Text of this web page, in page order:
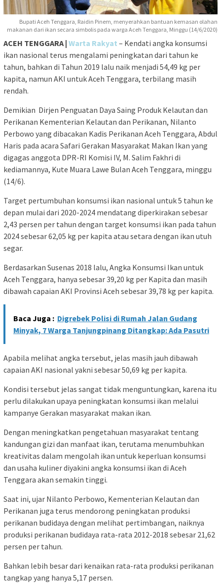
Bupati Aceh Tenggara, Raidin Pinem, menyerahkan bantuan kemasan olahan
makanan dari ikan secara simbolis pada warga Aceh Tenggara, Minggu (14/6/2020)
ACEH TENGGARA | Warta Rakyat – Kendati angka konsumsi
ikan nasional terus mengalami peningkatan dari tahun ke
tahun, bahkan di Tahun 2019 lalu naik menjadi 54,49 kg per
kapita, namun AKI untuk Aceh Tenggara, terbilang masih
rendah.
Demikian Dirjen Penguatan Daya Saing Produk Kelautan dan
Perikanan Kementerian Kelautan dan Perikanan, Nilanto
Perbowo yang dibacakan Kadis Perikanan Aceh Tenggara, Abdul
Haris pada acara Safari Gerakan Masyarakat Makan Ikan yang
digagas anggota DPR-RI Komisi IV, M. Salim Fakhri di
kediamannya, Kute Muara Lawe Bulan Aceh Tenggara, minggu
(14/6).
Target pertumbuhan konsumsi ikan nasional untuk 5 tahun ke
depan mulai dari 2020-2024 mendatang diperkirakan sebesar
2,43 persen per tahun dengan target konsumsi ikan pada tahun
2024 sebesar 62,05 kg per kapita atau setara dengan ikan utuh
segar.
Berdasarkan Susenas 2018 lalu, Angka Konsumsi Ikan untuk
Aceh Tenggara, hanya sebesar 39,20 kg per Kapita dan masih
dibawah capaian AKI Provinsi Aceh sebesar 39,78 kg per kapita.
Baca Juga : Digrebek Polisi di Rumah Jalan Gudang
Minyak, 7 Warga Tanjungpinang Ditangkap: Ada Pasutri
Apabila melihat angka tersebut, jelas masih jauh dibawah
capaian AKI nasional yakni sebesar 50,69 kg per kapita.
Kondisi tersebut jelas sangat tidak menguntungkan, karena itu
perlu dilakukan upaya peningkatan konsumsi ikan melalui
kampanye Gerakan masyarakat makan ikan.
Dengan meningkatkan pengetahuan masyarakat tentang
kandungan gizi dan manfaat ikan, terutama menumbuhkan
kreativitas dalam mengolah ikan untuk keperluan konsumsi
dan usaha kuliner diyakini angka konsumsi ikan di Aceh
Tenggara akan semakin tinggi.
Saat ini, ujar Nilanto Perbowo, Kementerian Kelautan dan
Perikanan juga terus mendorong peningkatan produksi
perikanan budidaya dengan melihat pertimbangan, naiknya
produksi perikanan budidaya rata-rata 2012-2018 sebesar 21,62
persen per tahun.
Bahkan lebih besar dari kenaikan rata-rata produksi perikanan
tangkap yang hanya 5,17 persen.